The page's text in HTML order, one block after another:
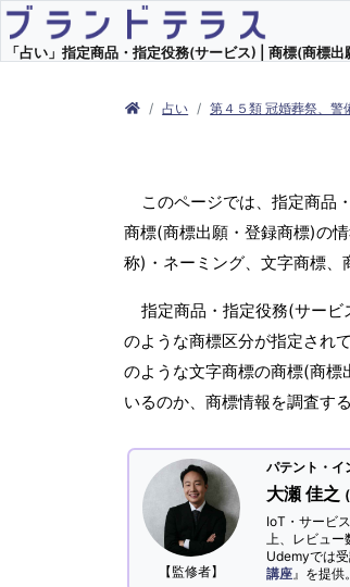
「占い」指定商品・指定役務(サービス) | 商標(商標
占い 第４５類 冠婚葬祭、警
このページでは、指定商品
商標(商標出願・登録商標)の
称)・ネーミング、文字商標、
指定商品・指定役務(サー
のような商標区分が指定され
のような文字商標の商標(商
いるのか、商標情報を調査す
【監修者】
パテント・イ
大瀬 佳之
IoT・サービ
上、レビュ
Udemyでは
講座 』を提供。